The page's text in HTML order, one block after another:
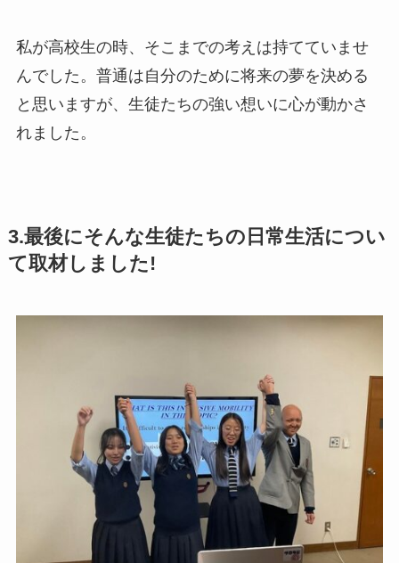
私が高校生の時、そこまでの考えは持てていませ
んでした。普通は自分のために将来の夢を決める
と思いますが、生徒たちの強い想いに心が動かさ
れました。
3.最後にそんな生徒たちの日常生活につい
て取材しました!